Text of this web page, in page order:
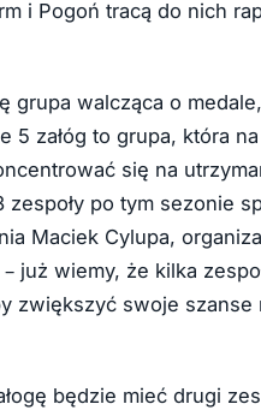
i Pogoń tracą do nich
grupa walcząca o
5 załóg to grupa, która
się na
zespoły po tym sezonie
Maciek Cylupa,
już wiemy, że kilka
zwiększyć swoje szanse
będzie mieć drugi